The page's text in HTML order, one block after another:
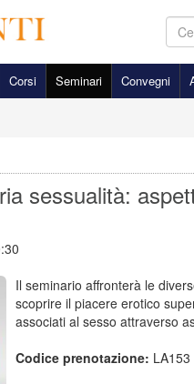
Corsi Seminari Convegni
sessualità:
Il seminario affronterà le
scoprire il piacere erotico
associati al sesso attraverso
Codice prenotazione: LA153